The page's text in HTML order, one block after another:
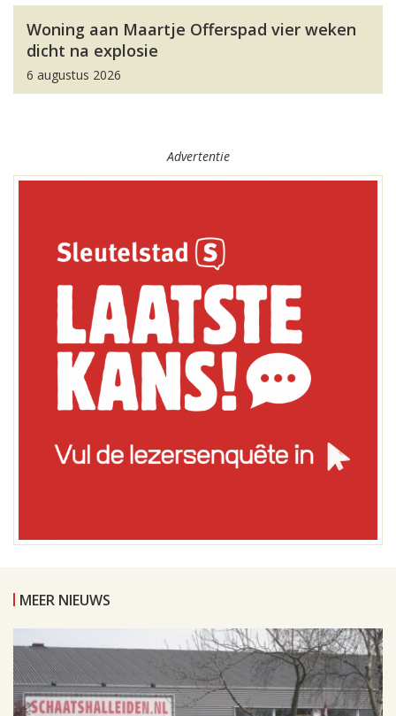
Woning aan Maartje Offerspad vier weken
dicht na explosie
6 augustus 2026
Advertentie
MEER NIEUWS